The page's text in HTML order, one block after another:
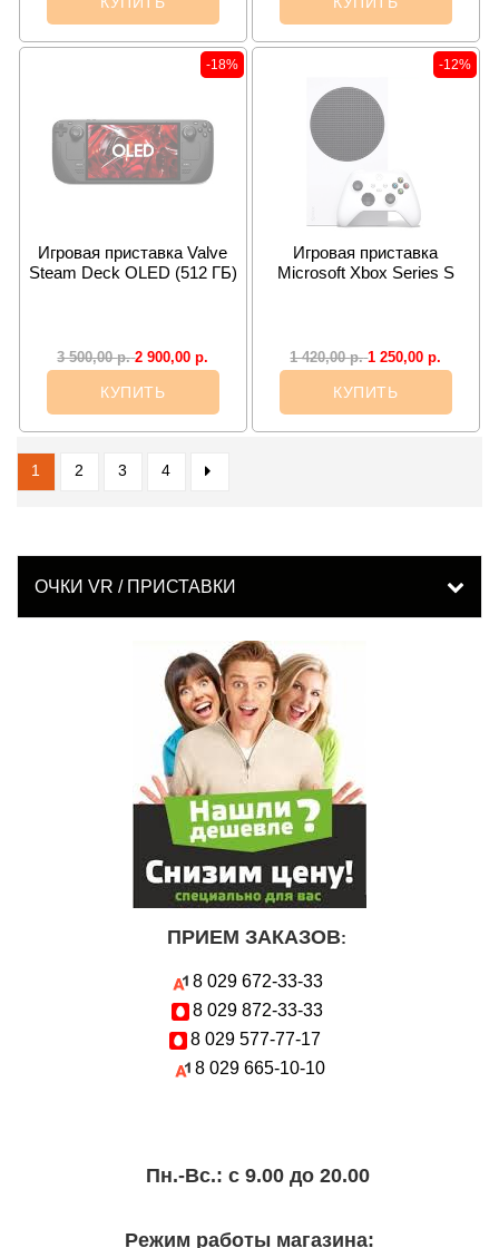
-18%
Игровая приставка Valve
Steam Deck OLED (512 ГБ)
3 500,00р. 2 900,00р.
КУПИТЬ
-12%
Игровая приставка
Microsoft Xbox Series S
1 420,00р. 1 250,00р.
КУПИТЬ
1 2 3 4
ОЧКИ VR / ПРИСТАВКИ
ПРИЕМ ЗАКАЗОВ:
8 029 672-33-33
8 029 872-33-33
8 029 577-77-17
8 029 665-10-10
Пн.-Вc.: с 9.00 до 20.00
Режим работы магазина: